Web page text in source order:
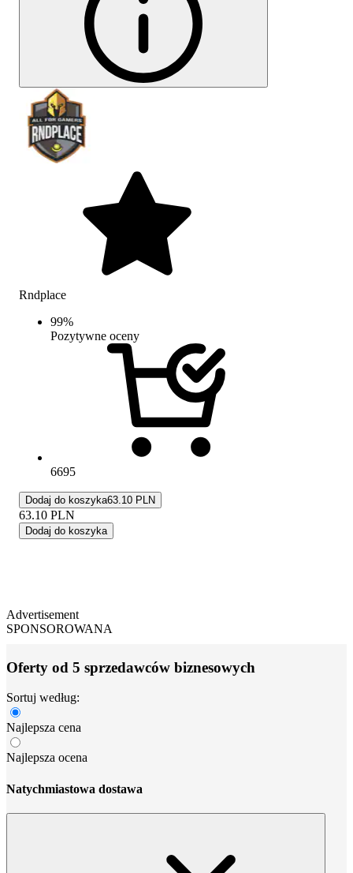
Rndplace
99%
Pozytywne oceny
6695
Dodaj do koszyka63.10 PLN
63.10 PLN
Dodaj do koszyka
Advertisement
SPONSOROWANA
Oferty od 5 sprzedawców biznesowych
Sortuj według:
Najlepsza cena
Najlepsza ocena
Natychmiastowa dostawa